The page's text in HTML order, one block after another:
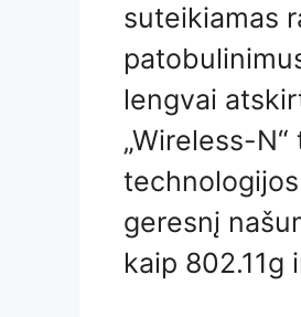
suteikiamas
lengvai
„Wireless-
geresnį
kaip 802.11g